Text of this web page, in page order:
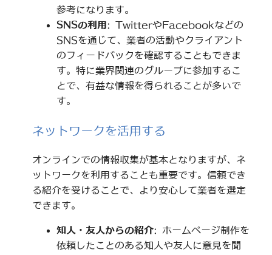
参考になります。
SNSの利用 : TwitterやFacebookなどの
SNSを通じて、業者の活動やクライアント
のフィードバックを確認することもできま
す。特に業界関連のグループに参加するこ
とで、有益な情報を得られることが多いで
す。
ネットワークを活用する
オンラインでの情報収集が基本となりますが、ネ
ットワークを利用することも重要です。信頼でき
る紹介を受けることで、より安心して業者を選定
できます。
知人・友人からの紹介: ホームページ制作を
依頼したことのある知人や友人に意見を聞